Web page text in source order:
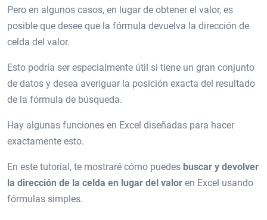
Pero en algunos casos, en lugar de obtener el valor, es
posible que desee que la fórmula devuelva la dirección de
celda del valor.
Esto podría ser especialmente útil si tiene un gran conjunto
de datos y desea averiguar la posición exacta del resultado
de la fórmula de búsqueda.
Hay algunas funciones en Excel diseñadas para hacer
exactamente esto.
En este tutorial, te mostraré cómo puedes buscar y devolver
la dirección de la celda en lugar del valor en Excel usando
fórmulas simples.